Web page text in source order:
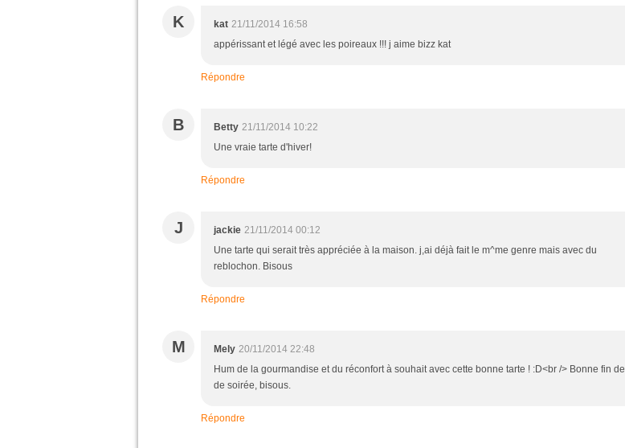
K kat 21/11/2014 16:58
appérissant et légé avec les poireaux !!! j aime bizz kat
Répondre
B Betty 21/11/2014 10:22
Une vraie tarte d'hiver!
Répondre
J jackie 21/11/2014 00:12
Une tarte qui serait très appréciée à la maison. j,ai déjà fait le m^me genre mais avec du
reblochon. Bisous
Répondre
M Mely 20/11/2014 22:48
Hum de la gourmandise et du réconfort à souhait avec cette bonne tarte ! :D<br /> Bonne fin de
de soirée, bisous.
Répondre